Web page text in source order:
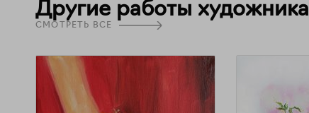
Другие работы художника
СМОТРЕТЬ ВСЕ